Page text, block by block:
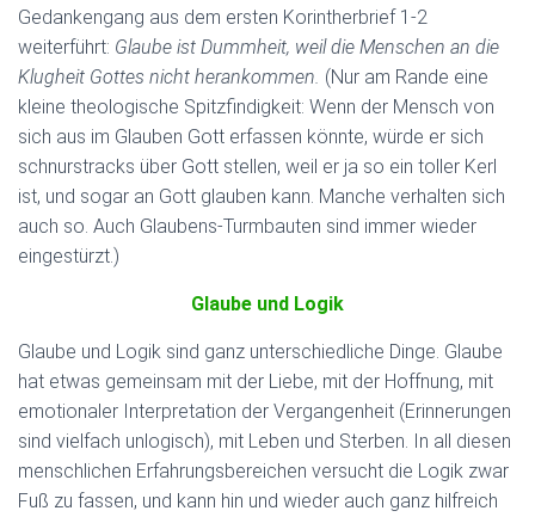
Gedankengang aus dem ersten Korintherbrief 1-2
weiterführt: Glaube ist Dummheit, weil die Menschen an die
Klugheit Gottes nicht herankommen. (Nur am Rande eine
kleine theologische Spitzfindigkeit: Wenn der Mensch von
sich aus im Glauben Gott erfassen könnte, würde er sich
schnurstracks über Gott stellen, weil er ja so ein toller Kerl
ist, und sogar an Gott glauben kann. Manche verhalten sich
auch so. Auch Glaubens-Turmbauten sind immer wieder
eingestürzt.)
Glaube und Logik
Glaube und Logik sind ganz unterschiedliche Dinge. Glaube
hat etwas gemeinsam mit der Liebe, mit der Hoffnung, mit
emotionaler Interpretation der Vergangenheit (Erinnerungen
sind vielfach unlogisch), mit Leben und Sterben. In all diesen
menschlichen Erfahrungsbereichen versucht die Logik zwar
Fuß zu fassen, und kann hin und wieder auch ganz hilfreich